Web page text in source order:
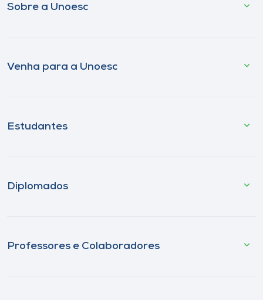
Sobre a Unoesc
Venha para a Unoesc
Estudantes
Diplomados
Professores e Colaboradores